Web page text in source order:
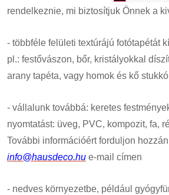
rendelkeznie, mi biztosítjuk Önnek a
- többféle felületi textúrájú fotótapétát
pl.: festővászon, bőr, kristályokkal
arany tapéta, vagy homok és kő stukkó
- vállalunk továbbá: keretes
nyomtatást: üveg, PVC, kompozit, fa,
További információért forduljon
info@hausdeco.hu e-mail címen
- nedves környezetbe, például